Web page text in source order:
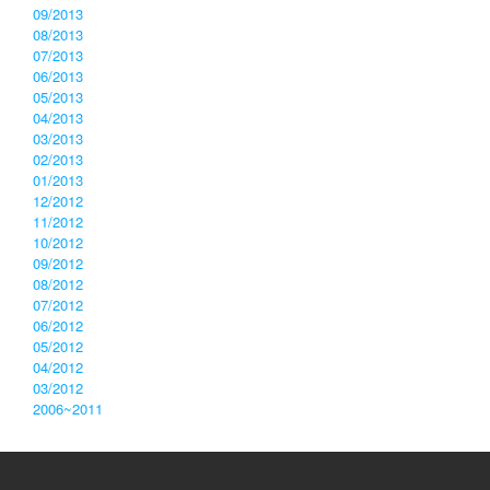
09/2013
08/2013
07/2013
06/2013
05/2013
04/2013
03/2013
02/2013
01/2013
12/2012
11/2012
10/2012
09/2012
08/2012
07/2012
06/2012
05/2012
04/2012
03/2012
2006~2011